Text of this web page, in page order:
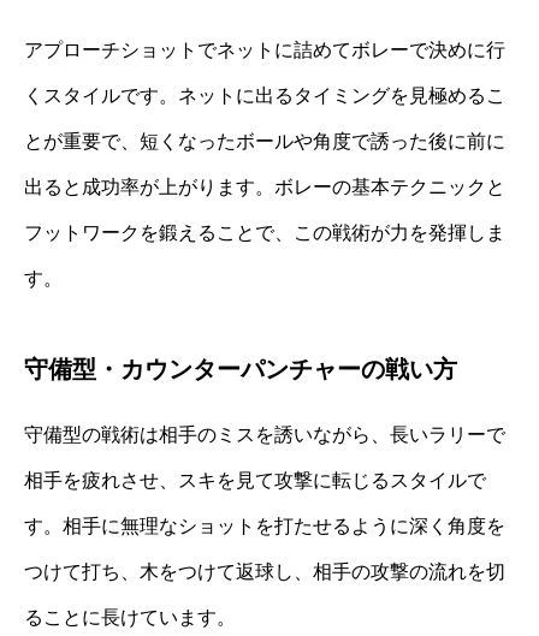
アプローチショットでネットに詰めてボレーで決めに行
くスタイルです。ネットに出るタイミングを見極めるこ
とが重要で、短くなったボールや角度で誘った後に前に
出ると成功率が上がります。ボレーの基本テクニックと
フットワークを鍛えることで、この戦術が力を発揮しま
す。
守備型・カウンターパンチャーの戦い方
守備型の戦術は相手のミスを誘いながら、長いラリーで
相手を疲れさせ、スキを見て攻撃に転じるスタイルで
す。相手に無理なショットを打たせるように深く角度を
つけて打ち、木をつけて返球し、相手の攻撃の流れを切
ることに長けています。